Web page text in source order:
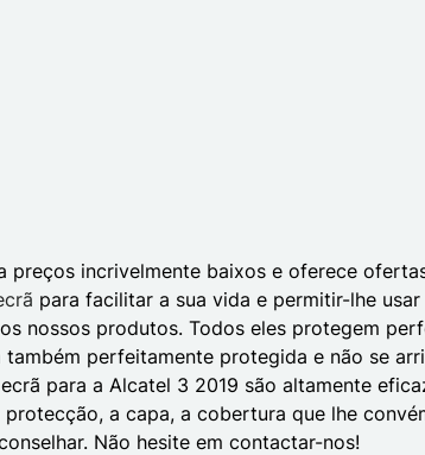
incrivelmente baixos e oferece
para facilitar a sua vida e permitir-lhe
nossos produtos. Todos eles protegem
perfeitamente protegida e não se
para a Alcatel 3 2019 são altamente
a capa, a cobertura que lhe
Não hesite em contactar-nos!